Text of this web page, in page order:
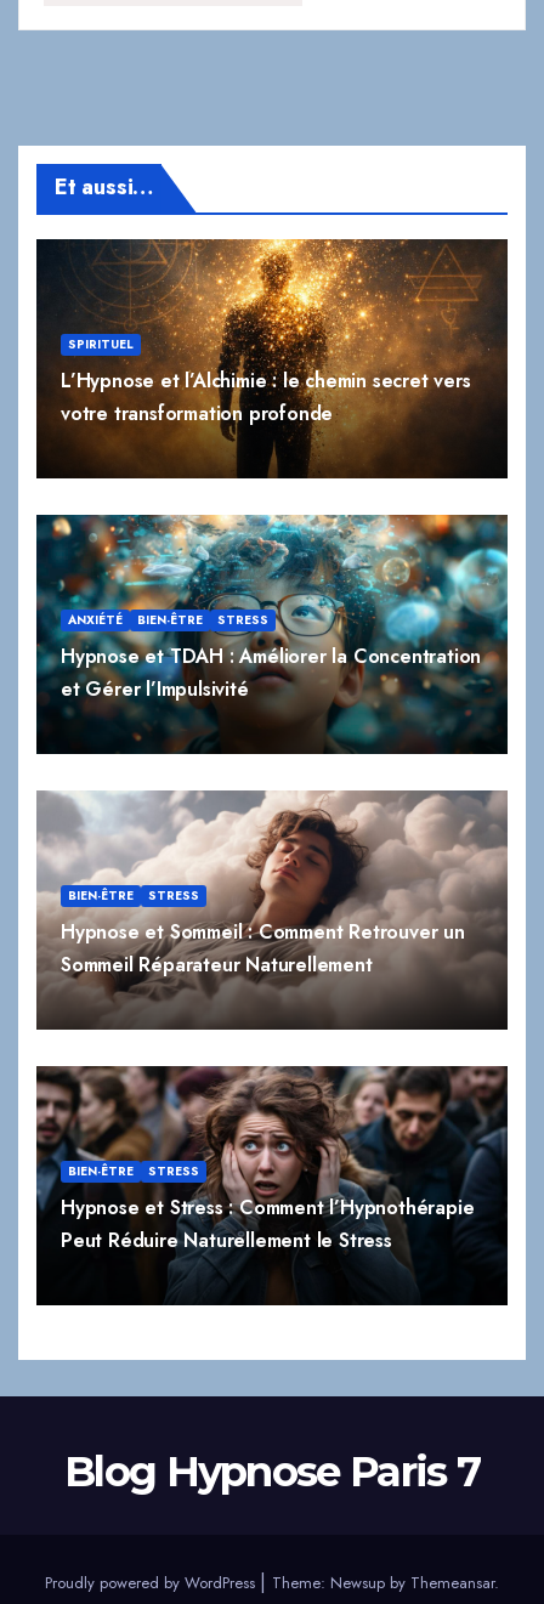
Et aussi…
SPIRITUEL
L’Hypnose et l’Alchimie : le chemin secret vers
votre transformation profonde
ANXIÉTÉ BIEN-ÊTRE STRESS
Hypnose et TDAH : Améliorer la Concentration
et Gérer l’Impulsivité
BIEN-ÊTRE STRESS
Hypnose et Sommeil : Comment Retrouver un
Sommeil Réparateur Naturellement
BIEN-ÊTRE STRESS
Hypnose et Stress : Comment l’Hypnothérapie
Peut Réduire Naturellement le Stress
Blog Hypnose Paris 7
Proudly powered by WordPress | Theme: Newsup by Themeansar.